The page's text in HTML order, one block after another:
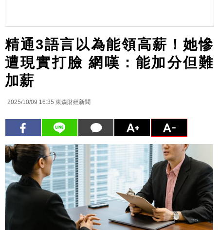
精通3語言以為能領高薪！她慘
遭現實打臉 網嘆：能加分但難
加薪
2025/10/09 16:35 東森財經新聞